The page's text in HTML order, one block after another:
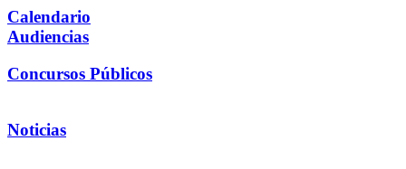
Calendario
Audiencias
Concursos Públicos
Noticias